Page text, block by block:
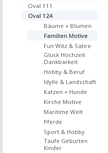
Oval 111
Oval 124
Bäume + Blumen
Familien Motive
Fun Witz & Satire
Glück Hochzeit
Dankbarkeit
Hobby & Beruf
Idylle & Landschaft
Katzen + Hunde
Kirche Motive
Maritime Welt
Pferde
Sport & Hobby
Taufe Geburten
Kinder